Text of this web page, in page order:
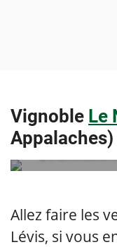
Vignoble Le
Appalaches)
Allez faire les
Lévis, si vous